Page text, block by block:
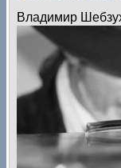
Владимир